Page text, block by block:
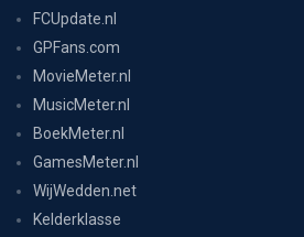
FCUpdate.nl
GPFans.com
MovieMeter.nl
MusicMeter.nl
BoekMeter.nl
GamesMeter.nl
WijWedden.net
Kelderklasse